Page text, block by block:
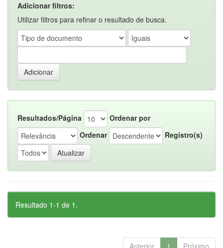
Adicionar filtros:
Utilizar filtros para refinar o resultado de busca.
Resultados/Página
Ordenar por
Ordenar
Registro(s)
Resultado 1-1 de 1.
Anterior 1 Próximo